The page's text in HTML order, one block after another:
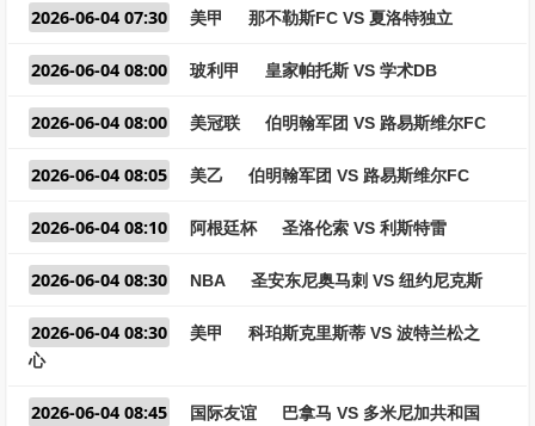
2026-06-04 07:30 美甲 那不勒斯FC VS 夏洛特独立
2026-06-04 08:00 玻利甲 皇家帕托斯 VS 学术DB
2026-06-04 08:00 美冠联 伯明翰军团 VS 路易斯维尔FC
2026-06-04 08:05 美乙 伯明翰军团 VS 路易斯维尔FC
2026-06-04 08:10 阿根廷杯 圣洛伦索 VS 利斯特雷
2026-06-04 08:30 NBA 圣安东尼奥马刺 VS 纽约尼克斯
2026-06-04 08:30 美甲
科珀斯克里斯蒂 VS 波特兰松之
心
2026-06-04 08:45 国际友谊 巴拿马 VS 多米尼加共和国